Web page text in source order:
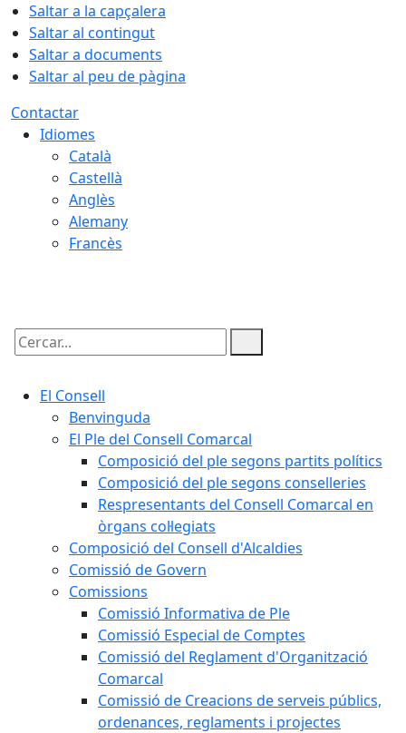
Saltar a la capçalera
Saltar al contingut
Saltar a documents
Saltar al peu de pàgina
Contactar
Idiomes
Català
Castellà
Anglès
Alemany
Francès
Cercar:
El Consell
Benvinguda
El Ple del Consell Comarcal
Composició del ple segons partits polítics
Composició del ple segons conselleries
Respresentants del Consell Comarcal en
òrgans col·legiats
Composició del Consell d'Alcaldies
Comissió de Govern
Comissions
Comissió Informativa de Ple
Comissió Especial de Comptes
Comissió del Reglament d'Organització
Comarcal
Comissió de Creacions de serveis públics,
ordenances, reglaments i projectes